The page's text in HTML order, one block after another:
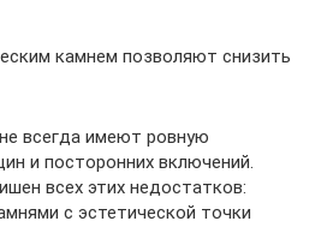
камнем позволяют снизить
всегда имеют ровную
и посторонних включений.
всех этих недостатков:
с эстетической точки